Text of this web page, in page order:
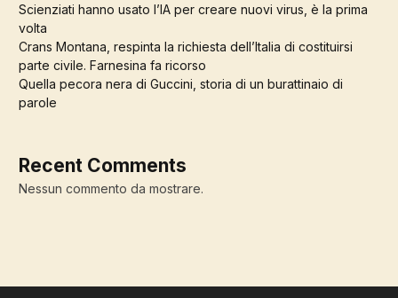
Scienziati hanno usato l’IA per creare nuovi virus, è la prima
volta
Crans Montana, respinta la richiesta dell’Italia di costituirsi
parte civile. Farnesina fa ricorso
Quella pecora nera di Guccini, storia di un burattinaio di
parole
Recent Comments
Nessun commento da mostrare.